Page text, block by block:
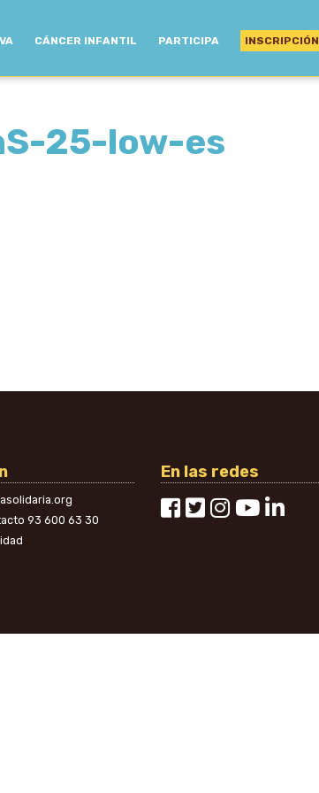
CÁNCER INFANTIL PARTICIPA INSCRIPCIÓN
25-low-es
93 600 63 30
En las redes